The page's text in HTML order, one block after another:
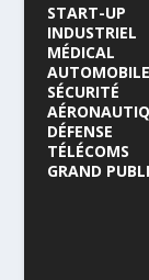
START-UP
INDUSTRIEL
MÉDICAL
AUTOMOBILE
SÉCURITÉ
DÉFENSE
TÉLÉCOMS
GRAND